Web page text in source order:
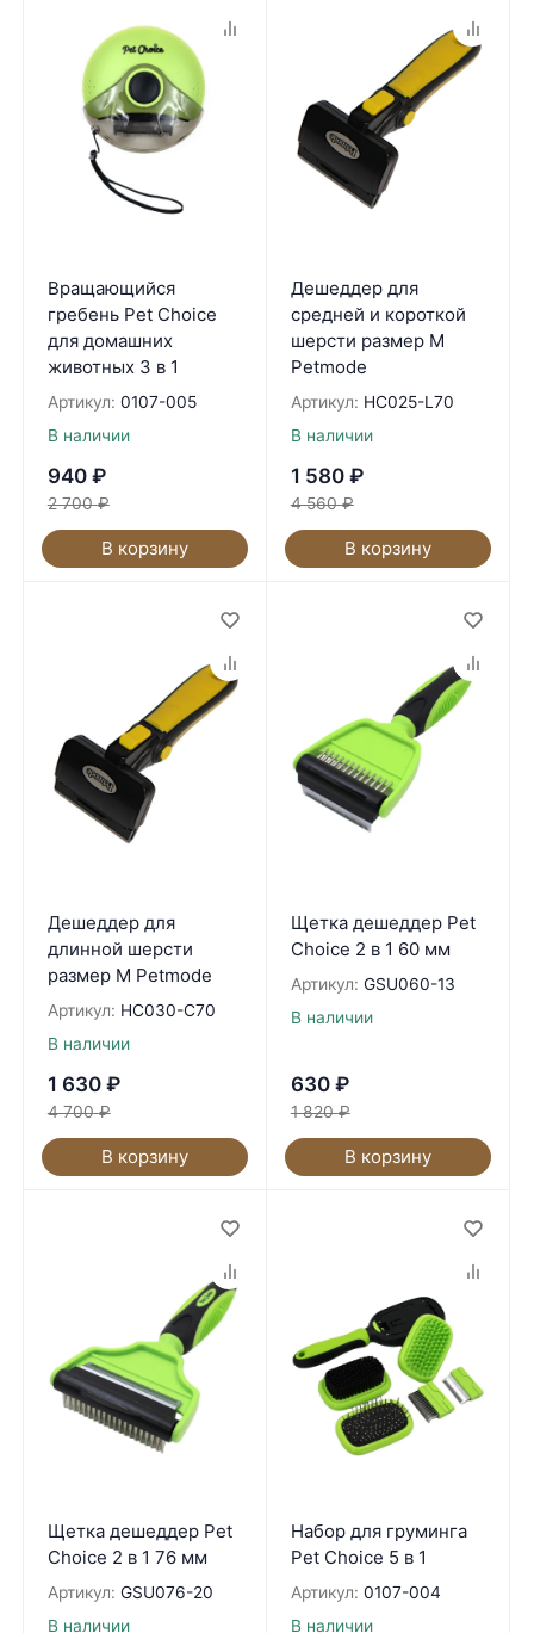
Вращающийся
гребень Pet Choice
для домашних
животных 3 в 1
Артикул: 0107-005
В наличии
940 ₽
2 700 ₽
В корзину
Дешеддер для
средней и короткой
шерсти размер М
Petmode
Артикул: HC025-L70
В наличии
1 580 ₽
4 560 ₽
В корзину
Дешеддер для
длинной шерсти
размер М Petmode
Артикул: HC030-C70
В наличии
1 630 ₽
4 700 ₽
В корзину
Щетка дешеддер Pet
Choice 2 в 1 60 мм
Артикул: GSU060-13
В наличии
630 ₽
1 820 ₽
В корзину
Щетка дешеддер Pet
Choice 2 в 1 76 мм
Артикул: GSU076-20
В наличии
Набор для груминга
Pet Choice 5 в 1
Артикул: 0107-004
В наличии